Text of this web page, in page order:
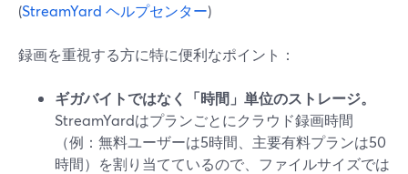
(StreamYard ヘルプセンター)
録画を重視する方に特に便利なポイント：
ギガバイトではなく「時間」単位のストレージ。
StreamYardはプランごとにクラウド録画時間
（例：無料ユーザーは5時間、主要有料プランは50
時間）を割り当てているので、ファイルサイズでは